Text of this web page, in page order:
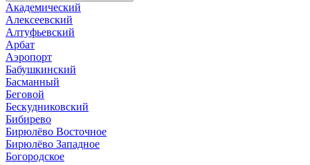
Академический
Алексеевский
Алтуфьевский
Арбат
Аэропорт
Бабушкинский
Басманный
Беговой
Бескудниковский
Бибирево
Бирюлёво Восточное
Бирюлёво Западное
Богородское